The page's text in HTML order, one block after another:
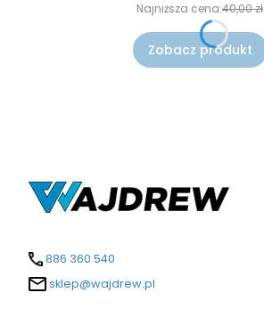
Najniższa cena:40,00 zł
Zobacz produkt
886 360 540
sklep@wajdrew.pl